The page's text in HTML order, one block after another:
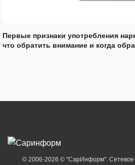
Первые признаки употребления
что обратить внимание и когда
© 2006-2026 © "СарИнформ".